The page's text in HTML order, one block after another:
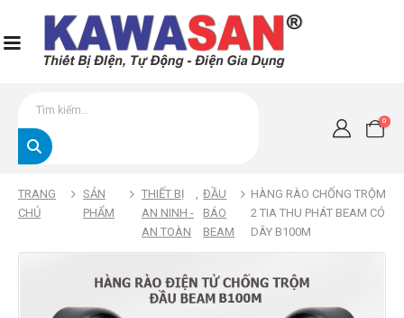
0
TRANG
CHỦ
SẢN
PHẨM
THIẾT BỊ
AN NINH -
AN TOÀN
, ĐẦU
BÁO
BEAM
HÀNG RÀO CHỐNG TRỘM
2 TIA THU PHÁT BEAM CÓ
DÂY B100M